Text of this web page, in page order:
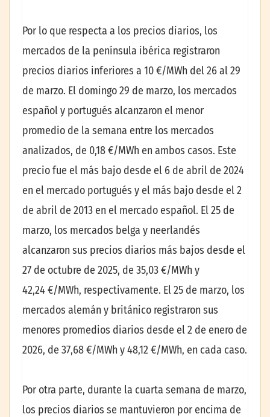
Por lo que respecta a los precios diarios, los
mercados de la península ibérica registraron
precios diarios inferiores a 10 €/MWh del 26 al 29
de marzo. El domingo 29 de marzo, los mercados
español y portugués alcanzaron el menor
promedio de la semana entre los mercados
analizados, de 0,18 €/MWh en ambos casos. Este
precio fue el más bajo desde el 6 de abril de 2024
en el mercado portugués y el más bajo desde el 2
de abril de 2013 en el mercado español. El 25 de
marzo, los mercados belga y neerlandés
alcanzaron sus precios diarios más bajos desde el
27 de octubre de 2025, de 35,03 €/MWh y
42,24 €/MWh, respectivamente. El 25 de marzo, los
mercados alemán y británico registraron sus
menores promedios diarios desde el 2 de enero de
2026, de 37,68 €/MWh y 48,12 €/MWh, en cada caso.
Por otra parte, durante la cuarta semana de marzo,
los precios diarios se mantuvieron por encima de